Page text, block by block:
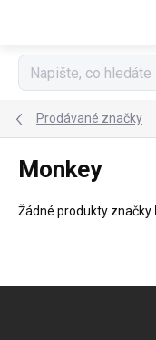
Prodávané značky
Monkey
Žádné produkty značky